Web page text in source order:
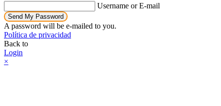
Username or E-mail
Send My Password
A password will be e-mailed to you.
Política de privacidad
Back to
Login
×